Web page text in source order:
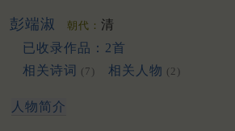
彭端淑 朝代： 清
已收录作品：2首
相关诗词 (7) 相关人物 (2)
人物简介